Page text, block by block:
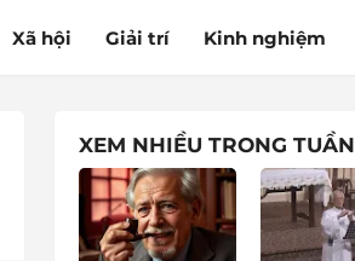
Xã hội Giải trí Kinh nghiệm
XEM NHIỀU TRONG TUẦN